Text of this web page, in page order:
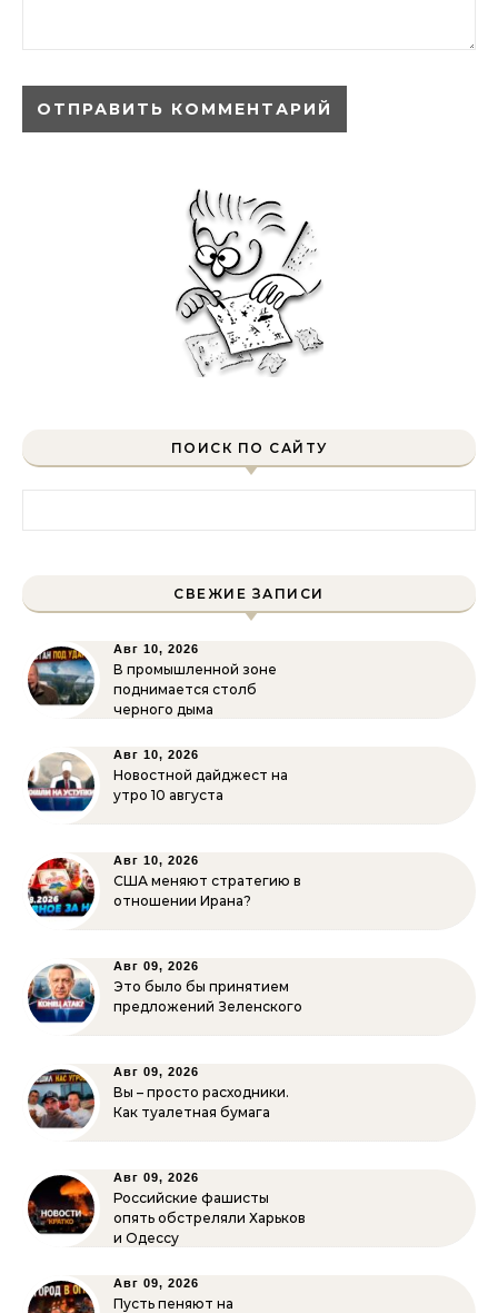
ПОИСК ПО САЙТУ
СВЕЖИЕ ЗАПИСИ
Авг 10, 2026
В промышленной зоне
поднимается столб
черного дыма
Авг 10, 2026
Новостной дайджест на
утро 10 августа
Авг 10, 2026
США меняют стратегию в
отношении Ирана?
Авг 09, 2026
Это было бы принятием
предложений Зеленского
Авг 09, 2026
Вы – просто расходники.
Как туалетная бумага
Авг 09, 2026
Российские фашисты
опять обстреляли Харьков
и Одессу
Авг 09, 2026
Пусть пеняют на